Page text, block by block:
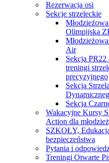
Rezerwacja osi
Sekcje strzeleckie
Olimpijska
Air
Sekcja
treningi
precyzyjnego
Sekcja
Sekcja
Wakacyjne Kursy
Action dla
SZKOŁY,
bezpieczeństwa
Pytania i
Treningi Otwarte